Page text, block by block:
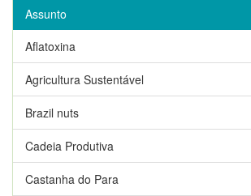
Assunto
Aflatoxina
Agricultura Sustentável
Brazil nuts
Cadeia Produtiva
Castanha do Para